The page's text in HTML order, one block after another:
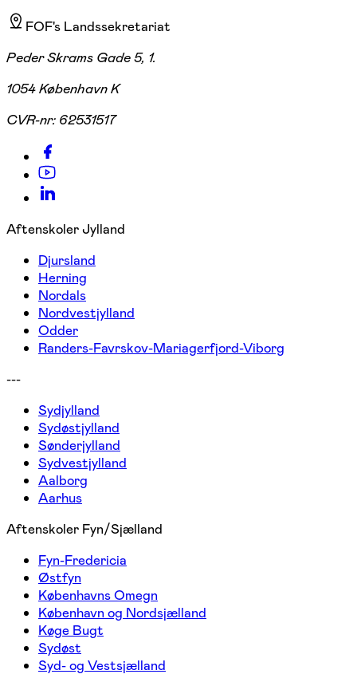
FOF's Landssekretariat
Peder Skrams Gade 5, 1.
1054 København K
CVR-nr: 62531517
Aftenskoler Jylland
Djursland
Herning
Nordals
Nordvestjylland
Odder
Randers-Favrskov-Mariagerfjord-Viborg
---
Sydjylland
Sydøstjylland
Sønderjylland
Sydvestjylland
Aalborg
Aarhus
Aftenskoler Fyn/Sjælland
Fyn-Fredericia
Østfyn
Københavns Omegn
København og Nordsjælland
Køge Bugt
Sydøst
Syd- og Vestsjælland